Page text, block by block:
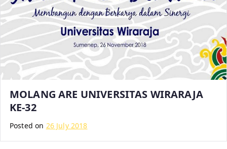
MOLANG ARE UNIVERSITAS WIRARAJA
KE-32
Posted on 26 July 2018